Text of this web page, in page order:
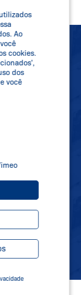
e receba
novidades,
correio.
Ao
cookies.
dos
você